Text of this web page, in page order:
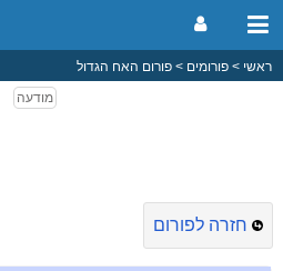
ראשי פורומים פורום האח הגדול
חזרה לפורום